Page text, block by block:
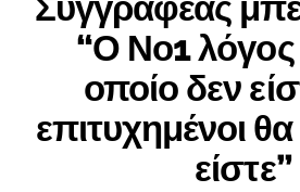
Συγγραφέας
“Ο Νο1 λόγος
οποίο δεν
επιτυχημένοι
είστε”